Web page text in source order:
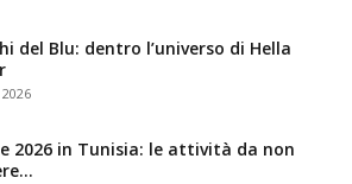
del Blu: dentro l’universo di Hella
2026 in Tunisia: le attività da non